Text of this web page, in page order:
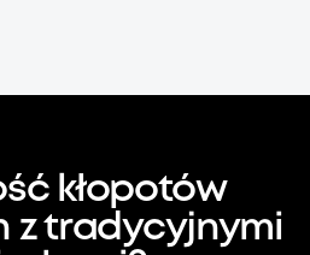
kłopotów
z tradycyjnymi